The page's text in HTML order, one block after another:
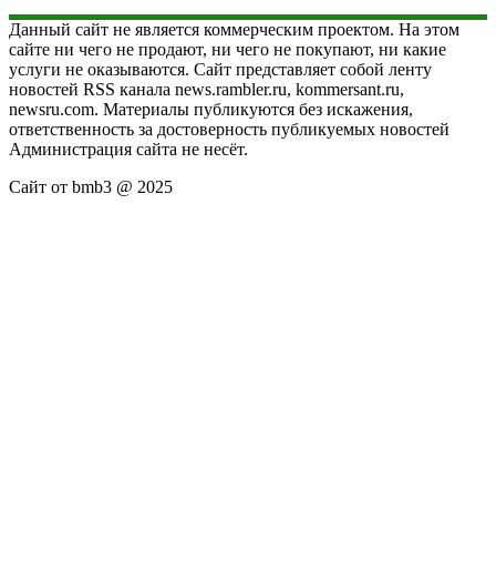
Данный сайт не является коммерческим проектом. На этом
сайте ни чего не продают, ни чего не покупают, ни какие
услуги не оказываются. Сайт представляет собой ленту
новостей RSS канала news.rambler.ru, kommersant.ru,
newsru.com. Материалы публикуются без искажения,
ответственность за достоверность публикуемых новостей
Администрация сайта не несёт.
Сайт от bmb3 @ 2025